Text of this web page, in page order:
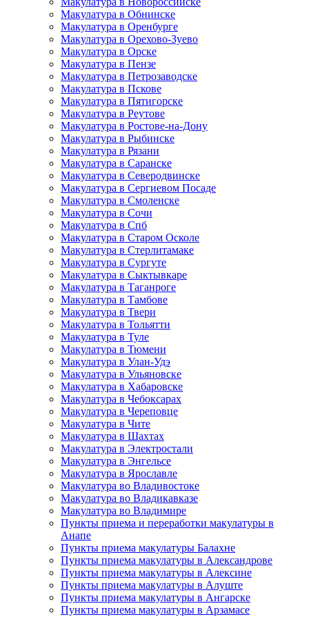
Макулатура в Обнинске
Макулатура в Оренбурге
Макулатура в Орехово-Зуево
Макулатура в Орске
Макулатура в Пензе
Макулатура в Петрозаводске
Макулатура в Пскове
Макулатура в Пятигорске
Макулатура в Реутове
Макулатура в Ростове-на-Дону
Макулатура в Рыбинске
Макулатура в Рязани
Макулатура в Саранске
Макулатура в Северодвинске
Макулатура в Сергиевом Посаде
Макулатура в Смоленске
Макулатура в Сочи
Макулатура в Спб
Макулатура в Старом Осколе
Макулатура в Стерлитамаке
Макулатура в Сургуте
Макулатура в Сыктывкаре
Макулатура в Таганроге
Макулатура в Тамбове
Макулатура в Твери
Макулатура в Тольятти
Макулатура в Туле
Макулатура в Тюмени
Макулатура в Улан-Удэ
Макулатура в Ульяновске
Макулатура в Хабаровске
Макулатура в Чебоксарах
Макулатура в Череповце
Макулатура в Чите
Макулатура в Шахтах
Макулатура в Электростали
Макулатура в Энгельсе
Макулатура в Ярославле
Макулатура во Владивостоке
Макулатура во Владикавказе
Макулатура во Владимире
Пункты приема и переработки макулатуры в
Анапе
Пункты приема макулатуры Балахне
Пункты приема макулатуры в Александрове
Пункты приема макулатуры в Алексине
Пункты приема макулатуры в Алуште
Пункты приема макулатуры в Ангарске
Пункты приема макулатуры в Арзамасе